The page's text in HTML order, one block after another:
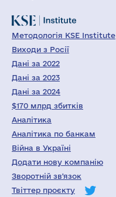
Методологія KSE Institute
Виходи з Росії
Дані за 2022
Дані за 2023
Дані за 2024
$170 млрд збитків
Аналітика
Аналітика по банкам
Війна в Україні
Додати нову компанію
Зворотній зв'язок
Твіттер проєкту